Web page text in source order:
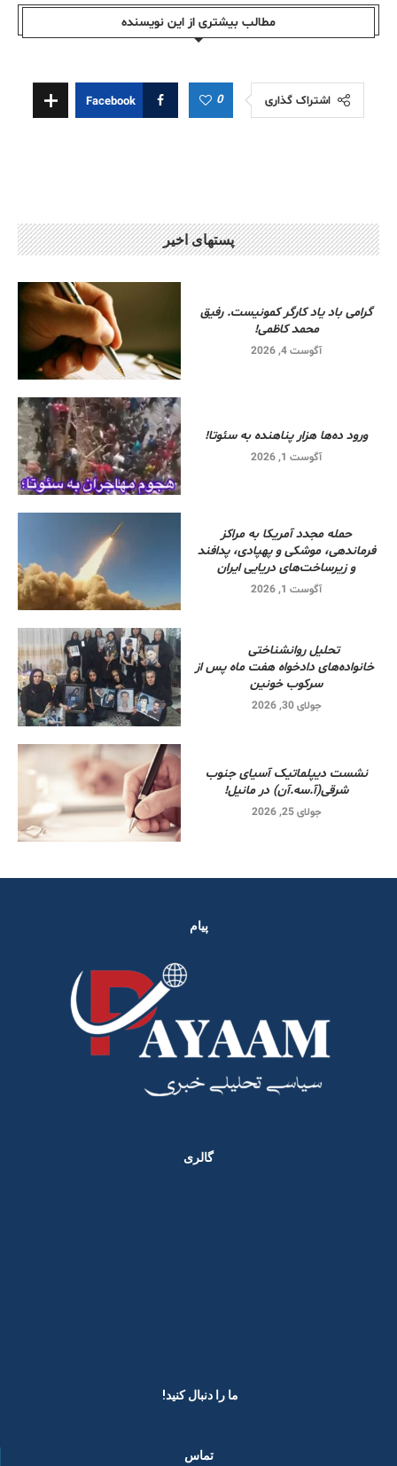
مطالب بیشتری از این نویسندە
اشتراک گذاری 0
Facebook
پستهای اخیر
گرامی باد یاد کارگر کمونیست. رفیق
محمد کاظمی!
آگوست 4, 2026
ورود ده‌ها هزار پناهنده به سئوتا!
آگوست 1, 2026
حمله مجدد آمریکا به مراکز
فرماندهی، موشکی و پهپادی، پدافند
و زیرساخت‌های دریایی ایران
آگوست 1, 2026
تحلیل روانشناختی
خانواده‌های دادخواه هفت ماه پس از
سرکوب خونین
جولای 30, 2026
نشست دیپلماتیک آسیای جنوب
شرقی‌(آ.سه.آن) در مانیل!
جولای 25, 2026
پیام
گالری
ما را دنبال کنید! ​
تماس